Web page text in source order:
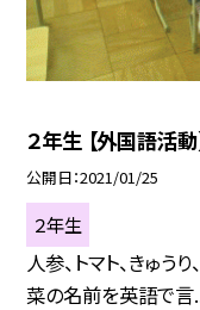
２年生 【外国語活
公開日 2021/01/25
２年生
人参、トマト、きゅう
菜の名前を英語で言